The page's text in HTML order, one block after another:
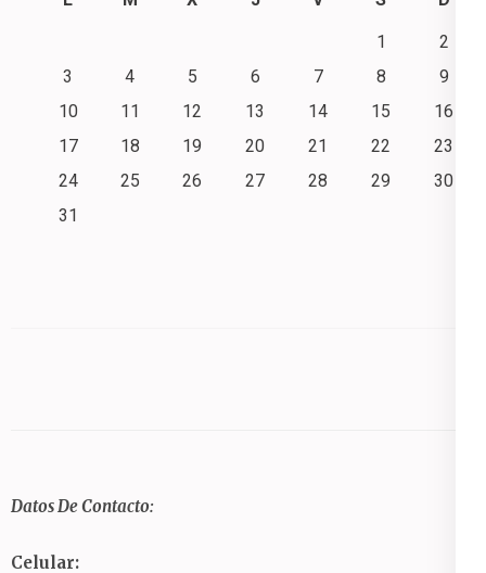
1
2
3
4 5 6 7 8
9
10
11 12 13 14 15
16
17
18 19 20 21 22
23
24
25 26 27 28 29
30
31
Datos De Contacto:
Celular: